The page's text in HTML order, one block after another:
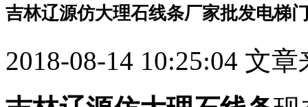
吉林辽源仿大理石线条厂家批发电梯
2018-08-14 10:25:04 文